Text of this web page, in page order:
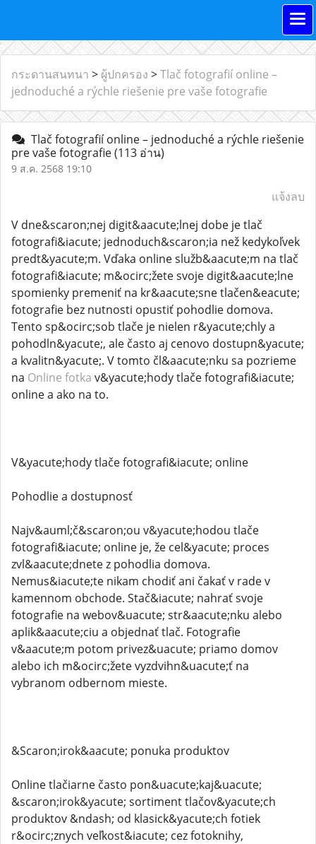
กระดานสนทนา > ผู้ปกครอง >Tlač fotografií online –
jednoduché a rýchle riešenie pre vaše fotografie
Tlač fotografií online – jednoduché a rýchle riešenie
pre vaše fotografie(113 อ่าน)
9 ส.ค. 2568 19:10
แจ้งลบ
V dne&scaron;nej digit&aacute;lnej dobe je tlač
fotografi&iacute; jednoduch&scaron;ia než kedykoľvek
predt&yacute;m. Vďaka online služb&aacute;m na tlač
fotografi&iacute; m&ocirc;žete svoje digit&aacute;lne
spomienky premeniť na kr&aacute;sne tlačen&eacute;
fotografie bez nutnosti opustiť pohodlie domova.
Tento sp&ocirc;sob tlače je nielen r&yacute;chly a
pohodln&yacute;, ale často aj cenovo dostupn&yacute;
a kvalitn&yacute;. V tomto čl&aacute;nku sa pozrieme
na Online fotka v&yacute;hody tlače fotografi&iacute;
online a ako na to.
V&yacute;hody tlače fotografi&iacute; online
Pohodlie a dostupnosť
Najv&auml;č&scaron;ou v&yacute;hodou tlače
fotografi&iacute; online je, že cel&yacute; proces
zvl&aacute;dnete z pohodlia domova.
Nemus&iacute;te nikam chodiť ani čakať v rade v
kamennom obchode. Stač&iacute; nahrať svoje
fotografie na webov&uacute; str&aacute;nku alebo
aplik&aacute;ciu a objednať tlač. Fotografie
v&aacute;m potom privez&uacute; priamo domov
alebo ich m&ocirc;žete vyzdvihn&uacute;ť na
vybranom odbernom mieste.
&Scaron;irok&aacute; ponuka produktov
Online tlačiarne často pon&uacute;kaj&uacute;
&scaron;irok&yacute; sortiment tlačov&yacute;ch
produktov &ndash; od klasick&yacute;ch fotiek
r&ocirc;znych veľkost&iacute; cez fotoknihy,